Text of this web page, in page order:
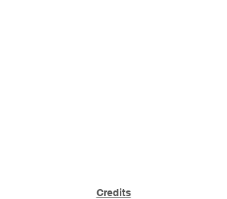
Credits